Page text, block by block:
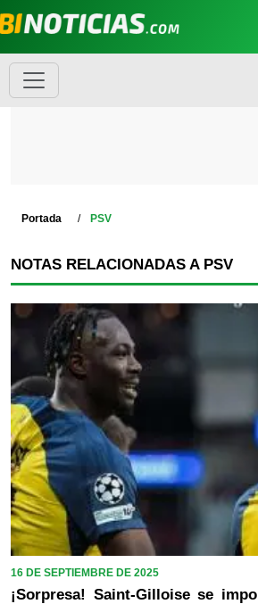
Portada PSV
NOTAS RELACIONADAS A PSV
16 DE SEPTIEMBRE DE 2025
¡Sorpresa! Saint-Gilloise se